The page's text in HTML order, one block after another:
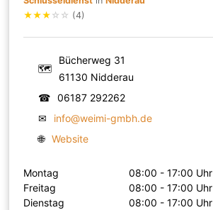
★★★ ☆ ☆ (4)
🗺
Bücherweg 31
61130 Nidderau
☎
06187 292262
✉
info@weimi-gmbh.de
🌐 Website
Montag
08:00 - 17:00 Uhr
Freitag
08:00 - 17:00 Uhr
Dienstag
08:00 - 17:00 Uhr